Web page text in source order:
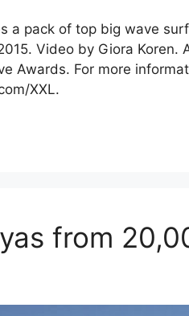
a pack of top big wave
Video by Giora
Awards. For more
XXL.
from